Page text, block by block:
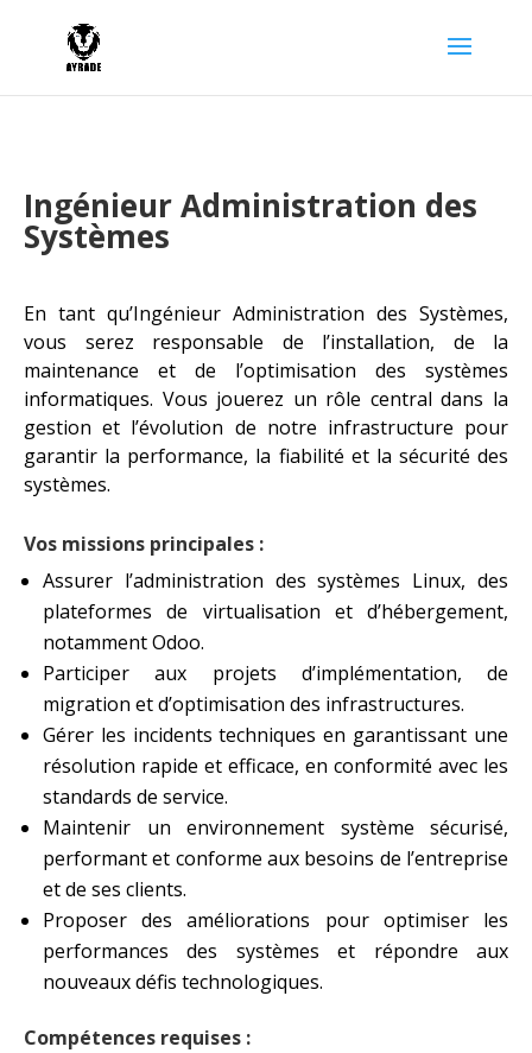
Ingénieur Administration des
Systèmes
En tant qu’Ingénieur Administration des Systèmes,
vous serez responsable de l’installation, de la
maintenance et de l’optimisation des systèmes
informatiques. Vous jouerez un rôle central dans la
gestion et l’évolution de notre infrastructure pour
garantir la performance, la fiabilité et la sécurité des
systèmes.
Vos missions principales :
Assurer l’administration des systèmes Linux, des
plateformes de virtualisation et d’hébergement,
notamment Odoo.
Participer aux projets d’implémentation, de
migration et d’optimisation des infrastructures.
Gérer les incidents techniques en garantissant une
résolution rapide et efficace, en conformité avec les
standards de service.
Maintenir un environnement système sécurisé,
performant et conforme aux besoins de l’entreprise
et de ses clients.
Proposer des améliorations pour optimiser les
performances des systèmes et répondre aux
nouveaux défis technologiques.
Compétences requises :